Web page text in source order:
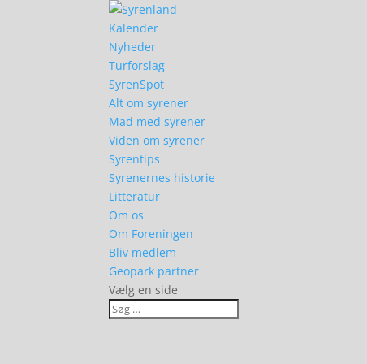
Kalender
Nyheder
Turforslag
SyrenSpot
Alt om syrener
Mad med syrener
Viden om syrener
Syrentips
Syrenernes historie
Litteratur
Om os
Om Foreningen
Bliv medlem
Geopark partner
Vælg en side